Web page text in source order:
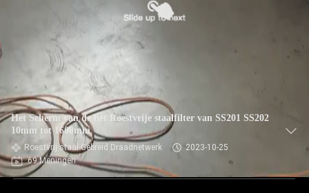
Het Scherm van de het Roestvrije staalfilter van SS201 SS202
10mm tot 1600mm
Roestvrij staal Gebreid Draadnetwerk
2023-10-25
69 Meningen